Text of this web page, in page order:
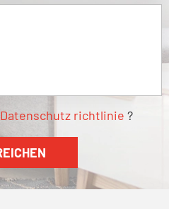
Datenschutz richtlinie ?